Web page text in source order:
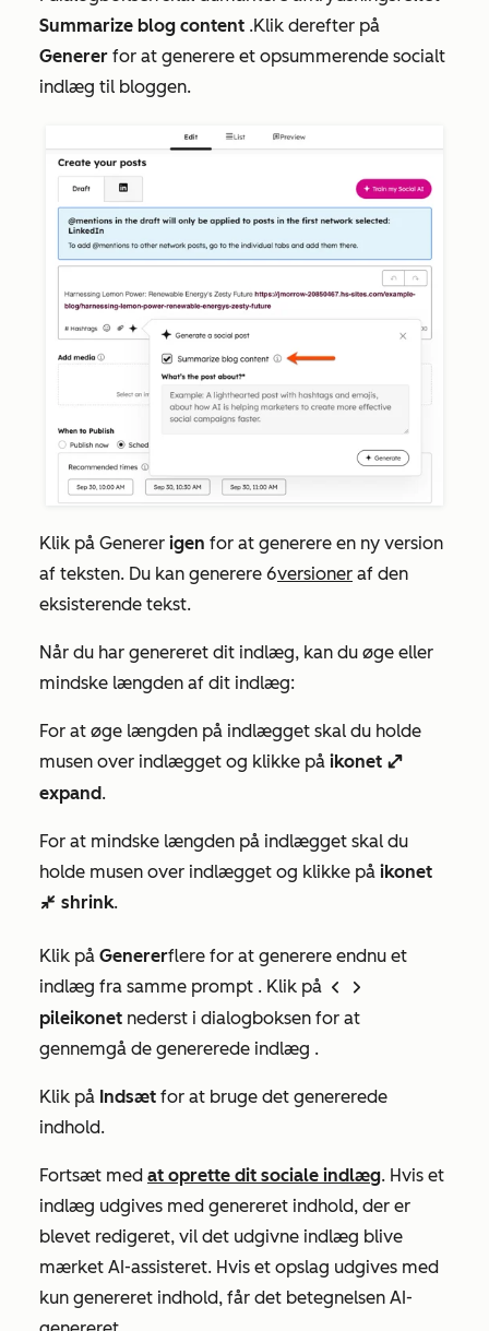
Summarize blog content .Klik derefter på
Generer for at generere et opsummerende socialt
indlæg til bloggen.
Klik på Generer igen for at generere en ny version
af teksten. Du kan generere 6versioner af den
eksisterende tekst.
Når du har genereret dit indlæg, kan du øge eller
mindske længden af dit indlæg:
For at øge længden på indlægget skal du holde
musen over indlægget og klikke på ikonet enlarge
expand.
For at mindske længden på indlægget skal du
holde musen over indlægget og klikke på ikonet
exitFullScreen shrink.
Klik på Genererflere for at generere endnu et
indlæg fra samme prompt . Klik på left right
pileikonet nederst i dialogboksen for at
gennemgå de genererede indlæg .
Klik på Indsæt for at bruge det genererede
indhold.
Fortsæt med at oprette dit sociale indlæg. Hvis et
indlæg udgives med genereret indhold, der er
blevet redigeret, vil det udgivne indlæg blive
mærket AI-assisteret. Hvis et opslag udgives med
kun genereret indhold, får det betegnelsen AI-